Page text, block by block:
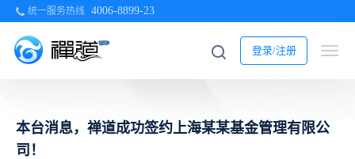
统一服务热线 4006-8899-23
登录/注册
本台消息，禅道成功签约上海某某基金管理有限公
司！